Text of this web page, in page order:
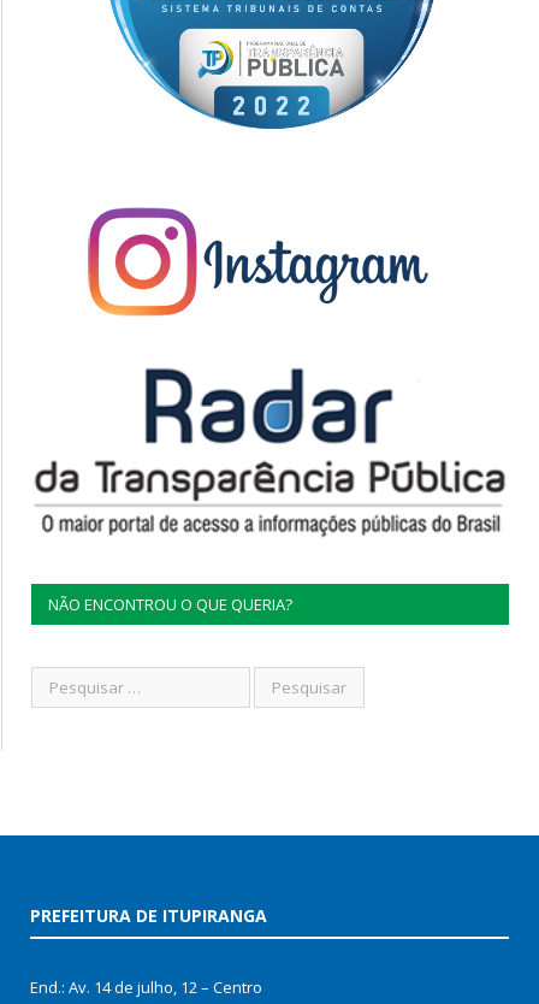
NÃO ENCONTROU O QUE QUERIA?
PREFEITURA DE ITUPIRANGA
End.: Av. 14 de julho, 12 – Centro